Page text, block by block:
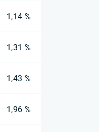
1,14 %
1,31 %
1,43 %
1,96 %